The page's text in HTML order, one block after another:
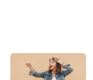
争加剧、原材
双品牌+ M2C助